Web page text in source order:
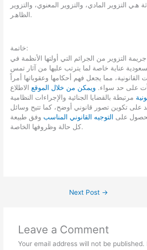
ھﻲ اﻟﺘﺰوﯾﺮ اﻟﻤﺎدي، واﻟﺘﺰوﯾﺮ اﻟﻤﻌﻨﻮي، واﻟﺘﺰوﯾﺮ
اﻟﻈﺎھﺮ.
خاتمة:
التزوير من الجرائم التي أولتها الأنظمة في
عناية خاصة لما يترتب عليها من آثار تمس
القانونية، مما يجعل فهم أحكامها وعقوباتها أمراً
على حد سواء. ويمكن من خلال الموقع الاطلاع
مرتبطة بالقضايا الجنائية والإجراءات النظامية
على تكوين تصور قانوني أوضح، كما تتيح وسائل
على التوجيه القانوني المناسب وفق طبيعة
كل حالة وظروفها الخاصة.
Next Post →
Leave a Comment
Your email address will not be published.